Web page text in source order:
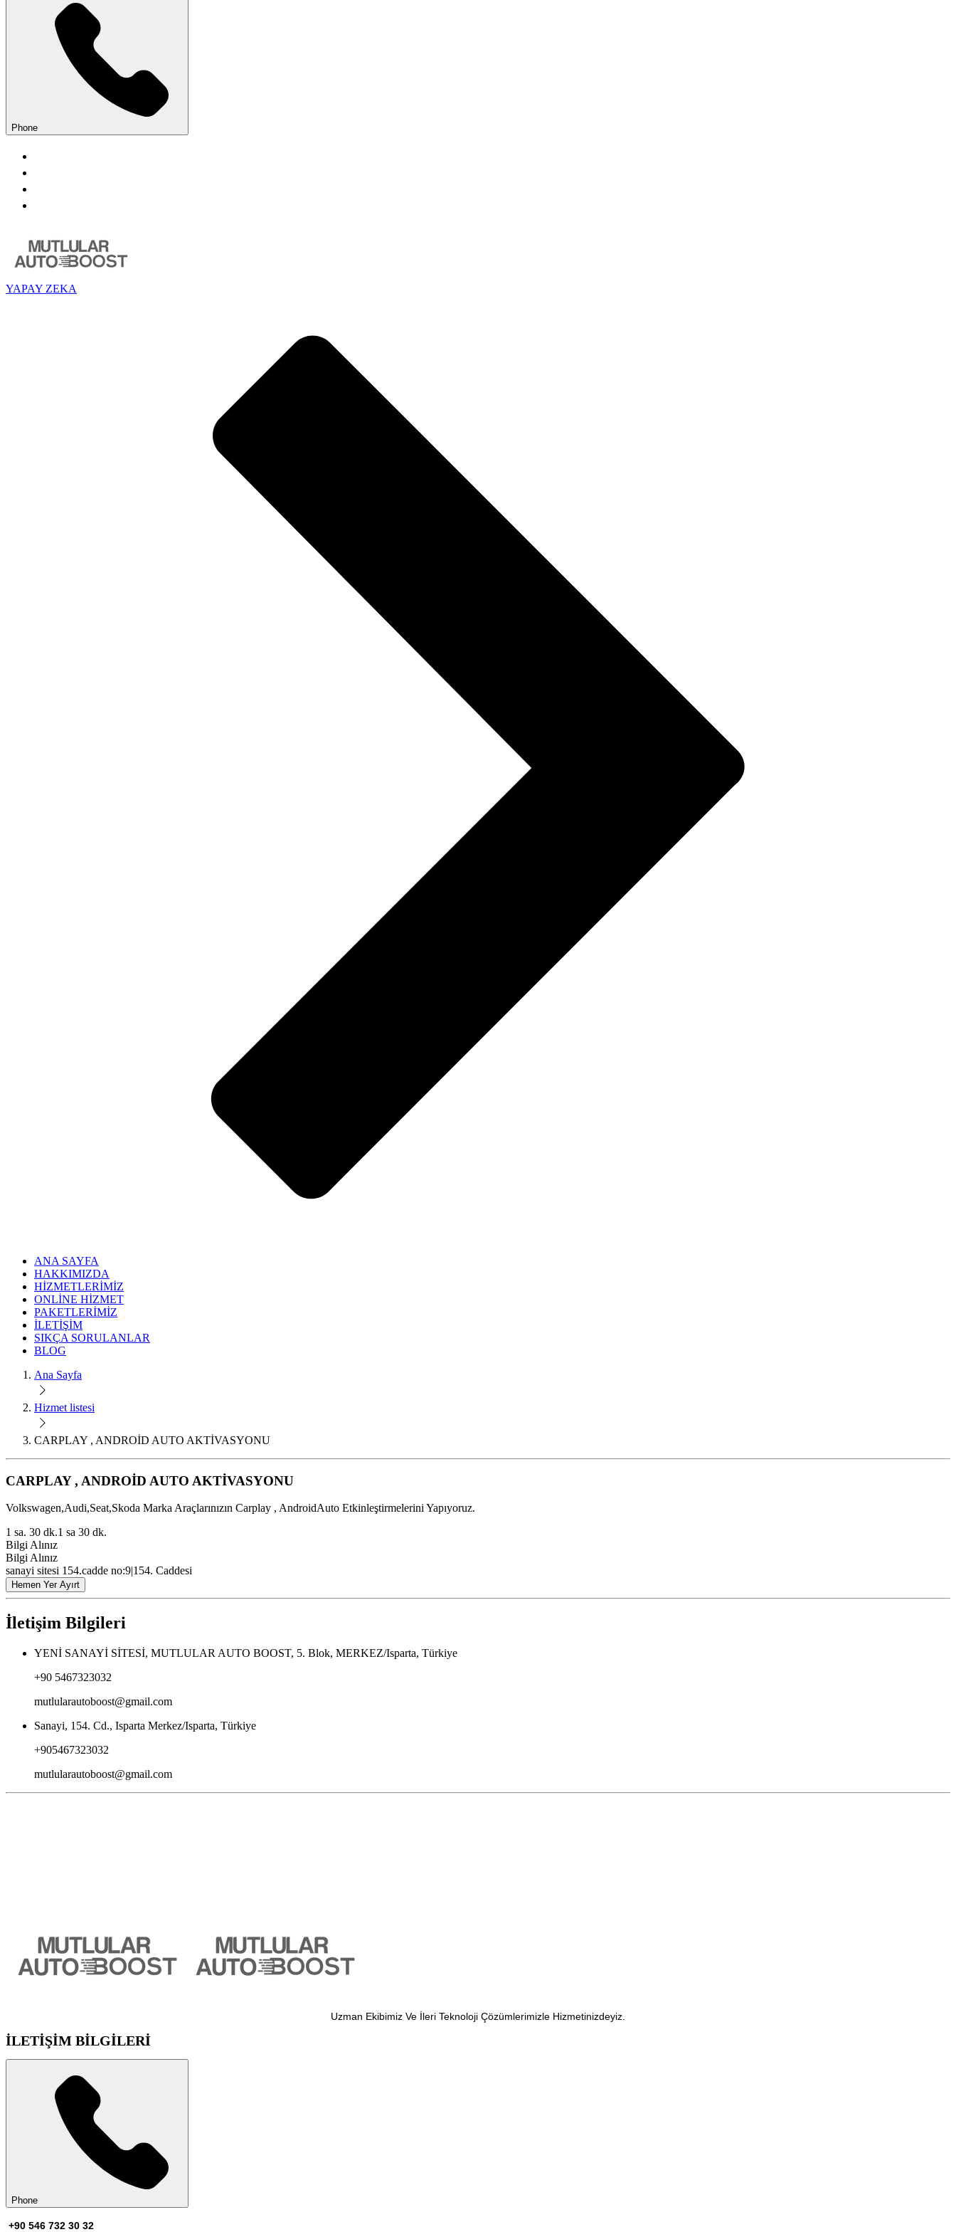
Phone
YAPAY ZEKA
ANA SAYFA
HAKKIMIZDA
HİZMETLERİMİZ
ONLİNE HİZMET
PAKETLERİMİZ
İLETİŞİM
SIKÇA SORULANLAR
BLOG
Ana Sayfa
Hizmet listesi
CARPLAY , ANDROİD AUTO AKTİVASYONU
CARPLAY , ANDROİD AUTO AKTİVASYONU
Volkswagen,Audi,Seat,Skoda Marka Araçlarınızın Carplay , AndroidAuto Etkinleştirmelerini Yapıyoruz.
1 sa. 30 dk.1 sa 30 dk.
Bilgi Alınız
Bilgi Alınız
sanayi sitesi 154.cadde no:9|154. Caddesi
Hemen Yer Ayırt
İletişim Bilgileri
YENİ SANAYİ SİTESİ, MUTLULAR AUTO BOOST, 5. Blok, MERKEZ/Isparta, Türkiye
+90 5467323032
mutlularautoboost@gmail.com
Sanayi, 154. Cd., Isparta Merkez/Isparta, Türkiye
+905467323032
mutlularautoboost@gmail.com
Uzman Ekibimiz Ve İleri Teknoloji Çözümlerimizle Hizmetinizdeyiz.
İLETİŞİM BİLGİLERİ
Phone
+90 546 732 30 32